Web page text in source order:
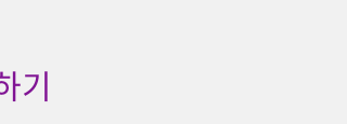
기